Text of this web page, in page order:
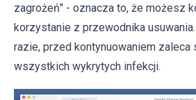
zagrożeń" - oznacza to, że możesz
korzystanie z przewodnika
razie, przed kontynuowaniem zaleca
wszystkich wykrytych infekcji.